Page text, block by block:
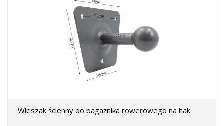
Wieszak ścienny do bagażnika rowerowego na hak